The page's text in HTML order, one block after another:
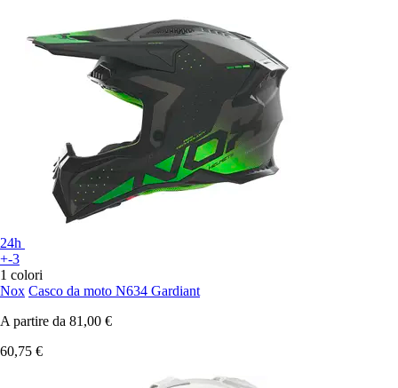
24h
+-3
1 colori
Nox Casco da moto N634 Gardiant
A partire da 81,00 €
60,75 €